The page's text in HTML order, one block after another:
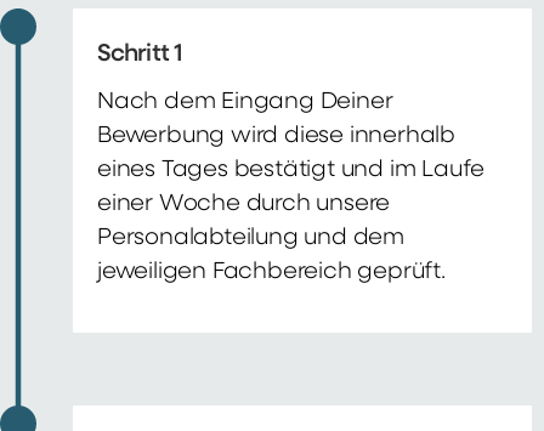
Schritt 1
Nach dem Eingang Deiner
Bewerbung wird diese innerhalb
eines Tages bestätigt und im Laufe
einer Woche durch unsere
Personalabteilung und dem
jeweiligen Fachbereich geprüft.